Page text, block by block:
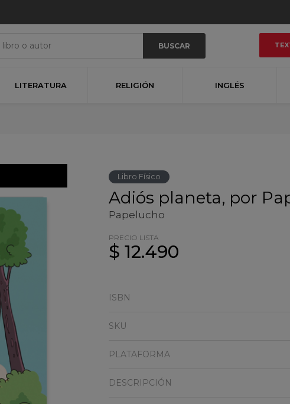
BUSCAR
LITERATURA RELIGIÓN INGLÉS
Libro Físico
Adiós planeta, por
Papelucho
PRECIO LISTA
$ 12.490
ISBN
SKU
PLATAFORMA
DESCRIPCIÓN